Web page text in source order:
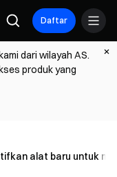
Daftar
dari wilayah AS.
produk yang
alat baru untuk